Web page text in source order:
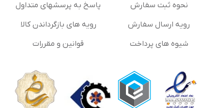
نحوه ثبت سفارش
رویه ارسال سفارش
شیوه های پرداخت
پاسخ به پرسشهای متداول
رویه های بازگرداندن کالا
قوانین و مقررات